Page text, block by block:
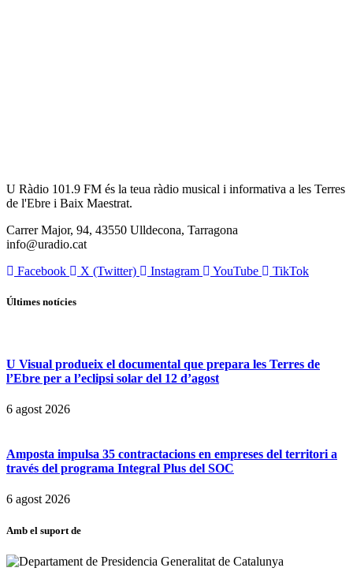
U Ràdio 101.9 FM és la teua ràdio musical i informativa a les Terres
de l'Ebre i Baix Maestrat.
Carrer Major, 94, 43550 Ulldecona, Tarragona
info@uradio.cat
Facebook
X (Twitter) Instagram YouTube TikTok
Últimes notícies
U Visual produeix el documental que prepara les Terres de
l’Ebre per a l’eclipsi solar del 12 d’agost
6 agost 2026
Amposta impulsa 35 contractacions en empreses del territori a
través del programa Integral Plus del SOC
6 agost 2026
Amb el suport de